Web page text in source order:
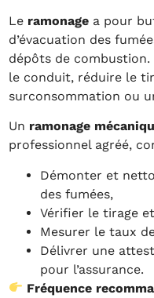
Le ramonage a pour
d’évacuation des
dépôts de
le conduit, réduire le
surconsommation ou
Un ramonage
professionnel agréé,
Démonter et
des fumées,
Vérifier le tirage
Mesurer le taux
Délivrer une
pour l’assurance.
Fréquence